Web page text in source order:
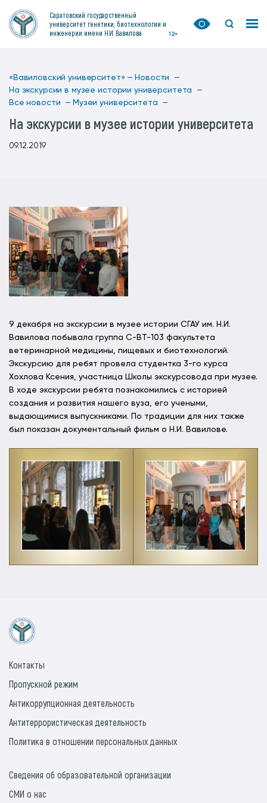
Саратовский государственный
университет генетики, биотехнологии и
инженерии имени Н.И. Вавилова
12+
«Вавиловский университет» — Новости —
На экскурсии в музее истории университета —
Все новости — Музеи университета —
На экскурсии в музее истории университета
09.12.2019
9 декабря на экскурсии в музее истории СГАУ им. Н.И.
Вавилова побывала группа С-ВТ-103 факультета
ветеринарной медицины, пищевых и биотехнологий.
Экскурсию для ребят провела студентка 3-го курса
Хохлова Ксения, участница Школы экскурсовода при музее.
В ходе экскурсии ребята познакомились с историей
создания и развития нашего вуза, его учеными,
выдающимися выпускниками. По традиции для них также
был показан документальный фильм о Н.И. Вавилове.
Контакты
Пропускной режим
Антикоррупционная деятельность
Антитеррористическая деятельность
Политика в отношении персональных данных
Сведения об образовательной организации
СМИ о нас